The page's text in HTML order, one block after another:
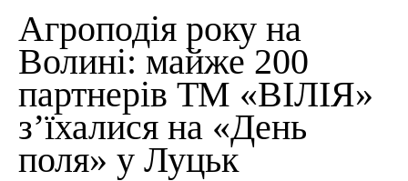
Агроподія року на
Волині: майже 200
партнерів ТМ «ВІЛІЯ»
з’їхалися на «День
поля» у Луцьк